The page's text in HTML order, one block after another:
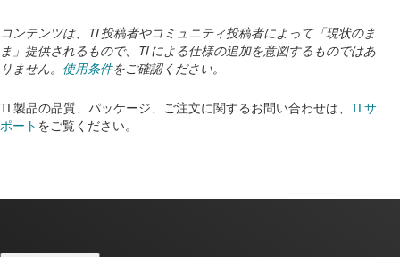
コンテンツは、TI 投稿者やコミュニティ投稿者によって「現状のま
ま」提供されるもので、TI による仕様の追加を意図するものではあ
りません。 使用条件をご確認ください。
TI 製品の品質、パッケージ、ご注文に関するお問い合わせは、 TI サ
ポート をご覧ください。